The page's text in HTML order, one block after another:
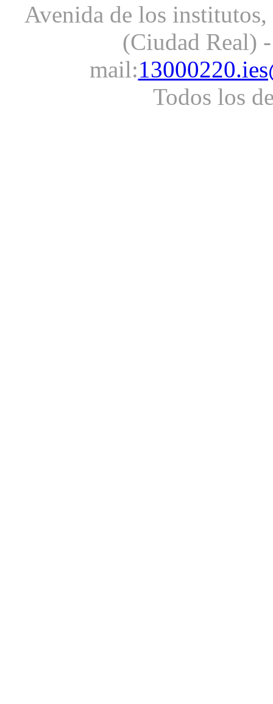
Avenida de los
(Ciudad Real)
mail:
Todos los